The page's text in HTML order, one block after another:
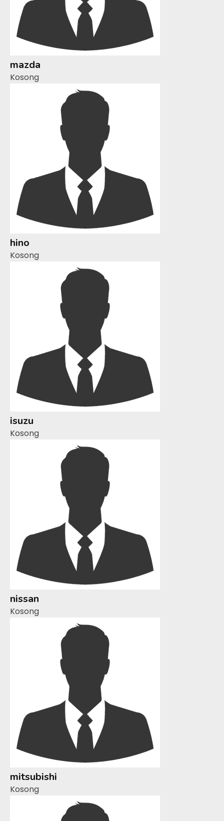
mazda
Kosong
hino
Kosong
isuzu
Kosong
nissan
Kosong
mitsubishi
Kosong